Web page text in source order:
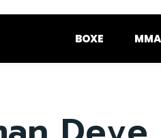
BOXE MMA